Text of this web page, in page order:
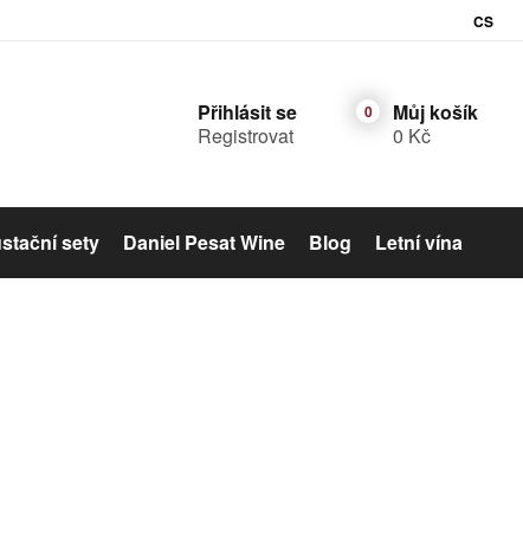
CS
Přihlásit se
Registrovat
Můj košík
0 Kč
sety Daniel Pesat Wine Blog Letní vína